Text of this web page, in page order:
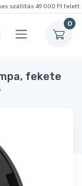
szállítás 49 000 Ft felett
0
fekete